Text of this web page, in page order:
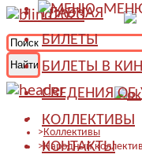
ГЛАВНАЯ
БИЛЕТЫ
БИЛЕТЫ В
СВЕДЕНИЯ
КОЛЛЕКТИВЫ
КОНТАКТЫ
Коллективы
Народный